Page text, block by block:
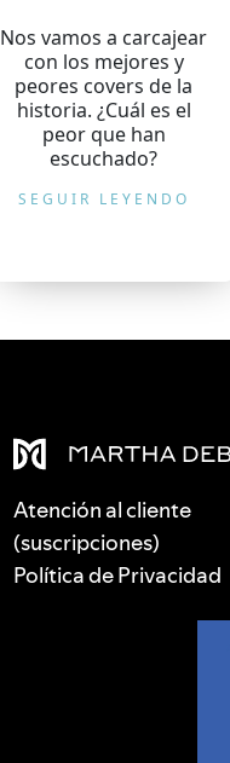
Nos vamos a carcajear
con los mejores y
peores covers de la
historia. ¿Cuál es el
peor que han
escuchado?
SEGUIR LEYENDO
Atención al cliente
(suscripciones)
Política de Privacidad